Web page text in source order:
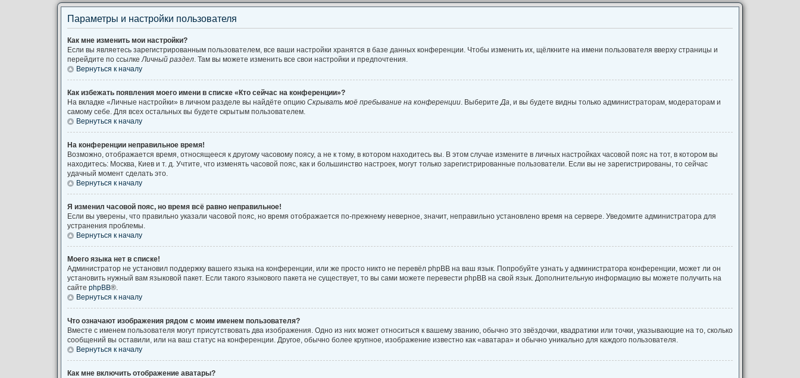
Параметры и настройки пользователя
Как мне изменить мои настройки?
Если вы являетесь зарегистрированным пользователем, все ваши настройки хранятся в базе данных конференции. Чтобы изменить их, щёлкните на имени пользователя вверху страницы и
перейдите по ссылкеЛичный раздел. Там вы можете изменить все свои настройки и предпочтения.
Вернуться к началу
Как избежать появления моего имени в списке «Кто сейчас на конференции»?
На вкладке «Личные настройки» в личном разделе вы найдёте опцию Скрывать моё пребывание на конференции. ВыберитеДа, и вы будете видны только администраторам, модераторам и
самому себе. Для всех остальных вы будете скрытым пользователем.
Вернуться к началу
На конференции неправильное время!
Возможно, отображается время, относящееся к другому часовому поясу, а не к тому, в котором находитесь вы. В этом случае измените в личных настройках часовой пояс на тот, в котором вы
находитесь: Москва, Киев и т. д. Учтите, что изменять часовой пояс, как и большинство настроек, могут только зарегистрированные пользователи. Если вы не зарегистрированы, то сейчас
удачный момент сделать это.
Вернуться к началу
Я изменил часовой пояс, но время всё равно неправильное!
Если вы уверены, что правильно указали часовой пояс, но время отображается по-прежнему неверное, значит, неправильно установлено время на сервере. Уведомите администратора для
устранения проблемы.
Вернуться к началу
Моего языка нет в списке!
Администратор не установил поддержку вашего языка на конференции, или же просто никто не перевёл phpBB на ваш язык. Попробуйте узнать у администратора конференции, может ли он
установить нужный вам языковой пакет. Если такого языкового пакета не существует, то вы сами можете перевести phpBB на свой язык. Дополнительную информацию вы можете получить на
сайте phpBB®.
Вернуться к началу
Что означают изображения рядом с моим именем пользователя?
Вместе с именем пользователя могут присутствовать два изображения. Одно из них может относиться к вашему званию, обычно это звёздочки, квадратики или точки, указывающие на то, сколько
сообщений вы оставили, или на ваш статус на конференции. Другое, обычно более крупное, изображение известно как «аватара» и обычно уникально для каждого пользователя.
Вернуться к началу
Как мне включить отображение аватары?